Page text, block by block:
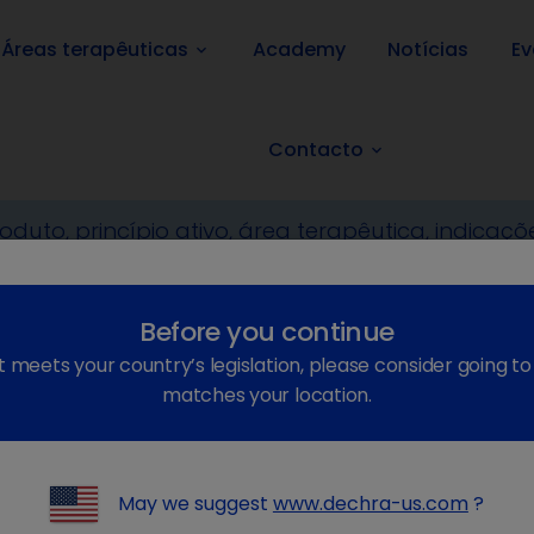
Áreas terapêuticas keyboard_arrow_down Academy Notícias
Contacto keyboard_arrow_down
Before you continue
your country’s legislation, please consider going
matches your location.
May we suggest www.dechra-us.com ?